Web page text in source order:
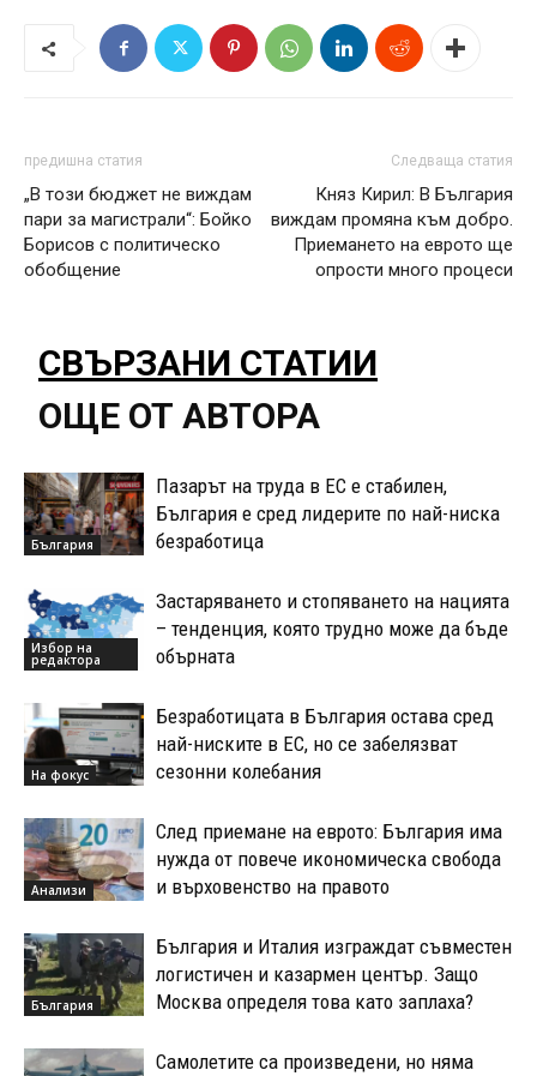
предишна статия
„В този бюджет не виждам
пари за магистрали“: Бойко
Борисов с политическо
обобщение
Следваща статия
Княз Кирил: В България
виждам промяна към добро.
Приемането на еврото ще
опрости много процеси
СВЪРЗАНИ СТАТИИ
ОЩЕ ОТ АВТОРА
България
Пазарът на труда в ЕС е стабилен,
България е сред лидерите по най-ниска
безработица
Избор на
редактора
Застаряването и стопяването на нацията
– тенденция, която трудно може да бъде
обърната
На фокус
Безработицата в България остава сред
най-ниските в ЕС, но се забелязват
сезонни колебания
Анализи
След приемане на еврото: България има
нужда от повече икономическа свобода
и върховенство на правото
България
България и Италия изграждат съвместен
логистичен и казармен център. Защо
Москва определя това като заплаха?
Самолетите са произведени, но няма